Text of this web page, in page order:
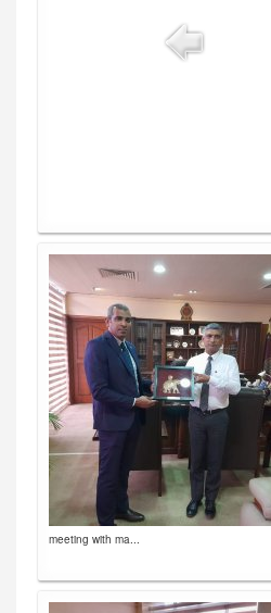
meeting with ma...